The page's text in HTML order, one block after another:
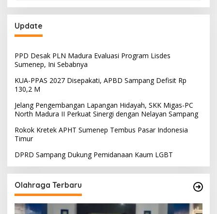
Update
PPD Desak PLN Madura Evaluasi Program Lisdes
Sumenep, Ini Sebabnya
KUA-PPAS 2027 Disepakati, APBD Sampang Defisit Rp
130,2 M
Jelang Pengembangan Lapangan Hidayah, SKK Migas-PC
North Madura II Perkuat Sinergi dengan Nelayan Sampang
Rokok Kretek APHT Sumenep Tembus Pasar Indonesia
Timur
DPRD Sampang Dukung Pemidanaan Kaum LGBT
Olahraga Terbaru